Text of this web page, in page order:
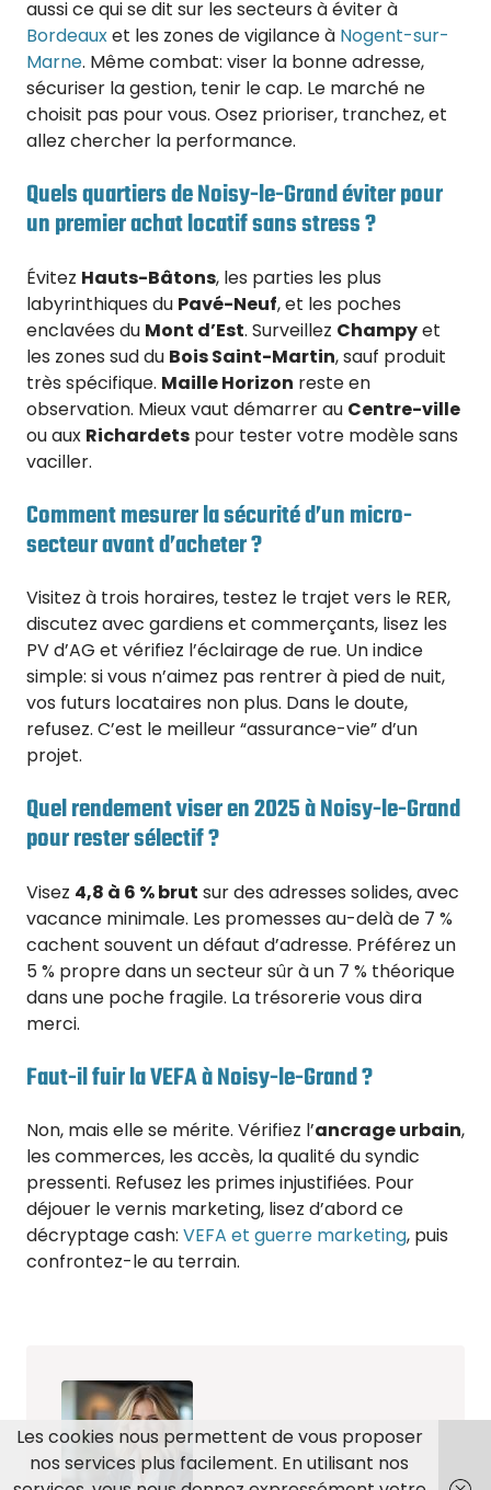
aussi ce qui se dit sur les secteurs à éviter à
Bordeauxet les zones de vigilance à Nogent-sur-
Marne. Même combat: viser la bonne adresse,
sécuriser la gestion, tenir le cap. Le marché ne
choisit pas pour vous. Osez prioriser, tranchez, et
allez chercher la performance.
Quels quartiers de Noisy-le-Grand éviter pour
un premier achat locatif sans stress ?
Évitez Hauts-Bâtons, les parties les plus
labyrinthiques du Pavé-Neuf, et les poches
enclavées du Mont d’Est. Surveillez Champyet
les zones sud du Bois Saint-Martin, sauf produit
très spécifique. Maille Horizon reste en
observation. Mieux vaut démarrer au Centre-ville
ou aux Richardets pour tester votre modèle sans
vaciller.
Comment mesurer la sécurité d’un micro-
secteur avant d’acheter ?
Visitez à trois horaires, testez le trajet vers le RER,
discutez avec gardiens et commerçants, lisez les
PV d’AG et vérifiez l’éclairage de rue. Un indice
simple: si vous n’aimez pas rentrer à pied de nuit,
vos futurs locataires non plus. Dans le doute,
refusez. C’est le meilleur “assurance-vie” d’un
projet.
Quel rendement viser en 2025 à Noisy-le-Grand
pour rester sélectif ?
Visez 4,8 à 6 % brut sur des adresses solides, avec
vacance minimale. Les promesses au-delà de 7 %
cachent souvent un défaut d’adresse. Préférez un
5 % propre dans un secteur sûr à un 7 % théorique
dans une poche fragile. La trésorerie vous dira
merci.
Faut-il fuir la VEFA à Noisy-le-Grand ?
Non, mais elle se mérite. Vérifiez l’ancrage urbain,
les commerces, les accès, la qualité du syndic
pressenti. Refusez les primes injustifiées. Pour
déjouer le vernis marketing, lisez d’abord ce
décryptage cash: VEFA et guerre marketing, puis
confrontez-le au terrain.
Les cookies nous permettent de vous proposer
nos services plus facilement. En utilisant nos